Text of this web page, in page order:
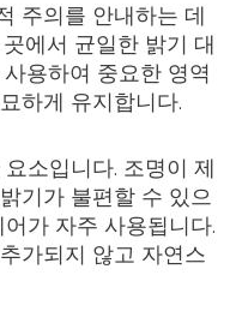
주의를 안내하는 데
에서 균일한 밝기 대
용하여 중요한 영역
하게 유지합니다.
소입니다. 조명이 제
기가 불편할 수 있으
가 자주 사용됩니다.
가되지 않고 자연스